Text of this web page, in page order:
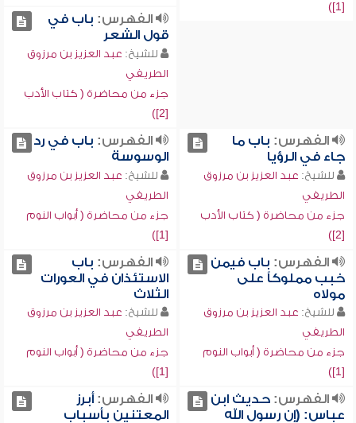
[1])
الفهرس: ‏باب في
قول الشعر
للشيخ: عبد العزيز بن مرزوق
الطريفي
جزء من محاضرة ( كتاب الأدب
[2])
الفهرس: باب ما
جاء في الرؤيا
للشيخ: عبد العزيز بن مرزوق
الطريفي
جزء من محاضرة ( كتاب الأدب
[2])
الفهرس: باب في رد
الوسوسة
للشيخ: عبد العزيز بن مرزوق
الطريفي
جزء من محاضرة ( أبواب النوم
[1])
الفهرس: باب فيمن
خبب مملوكاً على
مولاه
للشيخ: عبد العزيز بن مرزوق
الطريفي
جزء من محاضرة ( أبواب النوم
[1])
الفهرس: باب
الاستئذان في العورات
الثلاث
للشيخ: عبد العزيز بن مرزوق
الطريفي
جزء من محاضرة ( أبواب النوم
[1])
الفهرس:حديث ابن
عباس: (إن رسول الله
الفهرس:أبرز
المعتنين بأسباب